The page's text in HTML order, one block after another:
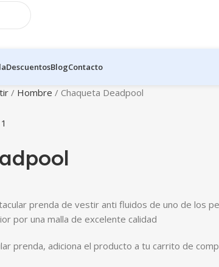
DescuentosBlogContacto
Hombre
Chaqueta Deadpool
prenda de vestir anti fluidos de uno de los
por una malla de excelente calidad
prenda, adiciona el producto a tu carrito de